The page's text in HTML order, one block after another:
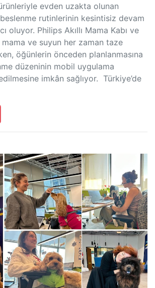
evden uzakta olunan
rutinlerinin kesintisiz devam
oluyor. Philips Akıllı Mama Kabı ve
mama ve suyun her zaman taze
öğünlerin önceden planlanmasına
düzeninin mobil uygulama
imkân sağlıyor. Türkiye’de